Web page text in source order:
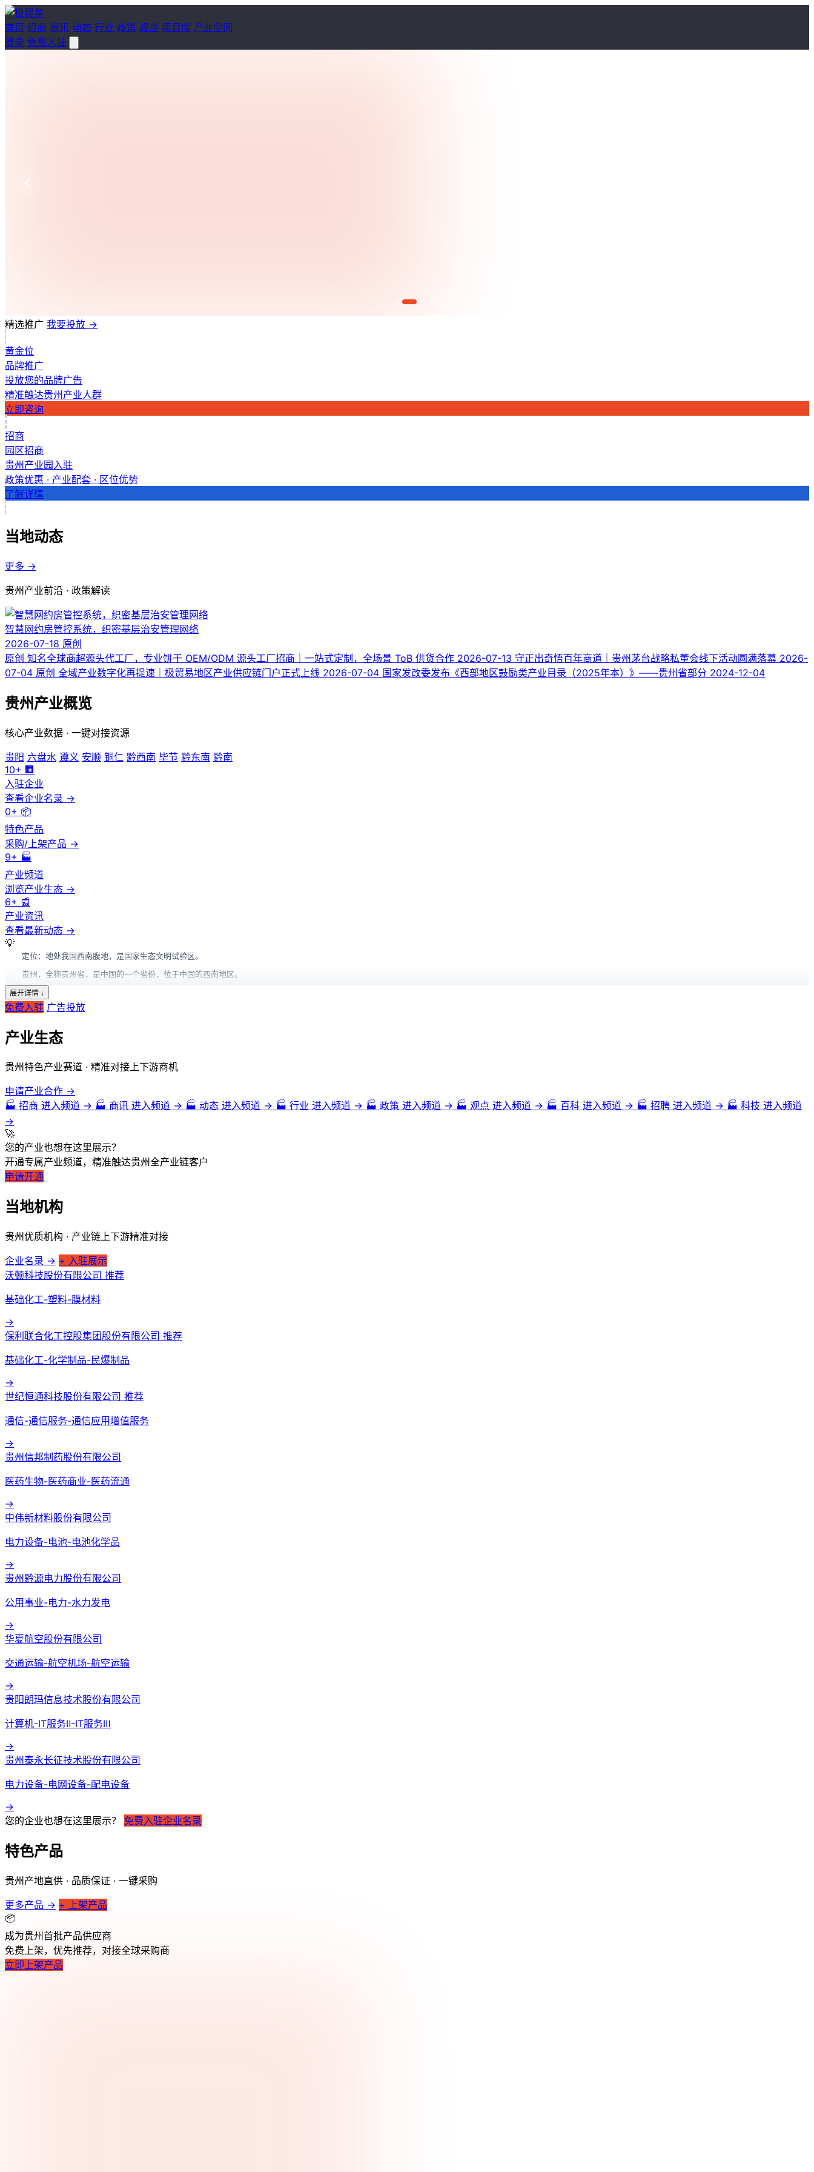
首页 招商 商讯 动态 行业 政策 观点 项目库 产业空间
登录 免费入驻
产业供应链 立足贵州特色产业，面向全球拓展市场
首页 / 区域门户
贵州省产业供应链门户
发展地方产业，培植优质企业，汇聚优质产业带，实现高效协同发展。
搜索
精选推广 我要投放 →
黄金位
品牌推广
投放您的品牌广告
精准触达贵州产业人群
立即咨询
招商
园区招商
贵州产业园入驻
政策优惠 · 产业配套 · 区位优势
了解详情
当地动态
更多 →
贵州产业前沿 · 政策解读
智慧网约房管控系统，织密基层治安管理网络
2026-07-18 原创
原创 知名全球商超源头代工厂，专业饼干 OEM/ODM 源头工厂招商｜一站式定制，全场景 ToB 供货合作 2026-07-13 守正出奇悟百年商道｜贵州茅台战略私董会线下活动圆满落幕 2026-
07-04 原创 全域产业数字化再提速｜极贸易地区产业供应链门户正式上线 2026-07-04 国家发改委发布《西部地区鼓励类产业目录（2025年本）》——贵州省部分 2024-12-04
贵州产业概览
核心产业数据 · 一键对接资源
贵阳 六盘水 遵义 安顺 铜仁 黔西南 毕节 黔东南 黔南
10+ 🏢
入驻企业
查看企业名录 →
0+ 📦
特色产品
采购/上架产品 →
9+ 🏭
产业频道
浏览产业生态 →
6+ 📰
产业资讯
查看最新动态 →
💡
定位：地处我国西南腹地，是国家生态文明试验区。
贵州，全称贵州省，是中国的一个省份，位于中国的西南地区。
地理特点
贵州省地处云贵高原，地势复杂多样，包括高山、高原、丘陵和盆地等地形。境内有许多河流，其中以长江支流乌江和沅江为著名。贵州气候湿润，四季分明，适宜多样的植被生长，因此被称为"中国的绿色省份"。
历史文化
贵州省历史悠久，有着丰富的历史文化遗产。在古代，这片土地上有着各种少数民族的聚居，形成了多样的文化。贵州是苗族、侗族、布依族、水族、壮族等多个少数民族的聚居地，这些民族的传统文化和习俗在当地得到了保留
和传承。
旅游胜地
贵州省拥有许多令人叹为观止的旅游胜地。著名的旅游景点包括黄果树瀑布、荔波小七孔、镇远古镇、千户苗寨、龙宫等。贵州的自然风光独特迷人，特别是各种壮丽的瀑布、溶洞和奇特的喀斯特地貌景观吸引了众多游客。
特色美食
文化遗产
贵州省有着丰富多样的文化遗产，包括苗族、侗族、布依族等少数民族的传统文化，以及许多历史悠久的古建筑、寺庙和传统手工艺品。例如黔东南苗族侗族自治州的侗族木楼群、贵阳的青岩古镇等都是贵州省的重要文化遗产。
自然风光
贵州省拥有丰富的自然风光资源。境内有许多壮丽的山川景色，如黔东南苗族侗族自治州的千户苗寨、黄果树瀑布、花溪公园等。此外，贵州的喀斯特地貌景观也是独特的，有着许多美丽的溶洞和天坑景观。
总的来说，贵州是一个自然风光优美，历史文化底蕴深厚的省份。它独特的少数民族文化、壮丽的自然景观和独特的美食，使得贵州成为了一个备受游客欢迎的旅游目的地。
展开详情 ↓
免费入驻 广告投放
产业生态
贵州特色产业赛道 · 精准对接上下游商机
申请产业合作 →
🏭 招商 进入频道 → 🏭 商讯 进入频道 → 🏭 动态 进入频道 → 🏭 行业 进入频道 → 🏭 政策 进入频道 → 🏭 观点 进入频道 → 🏭 百科 进入频道 → 🏭 招聘 进入频道 → 🏭 科技 进入频道
→
🚀
您的产业也想在这里展示？
开通专属产业频道，精准触达贵州全产业链客户
申请开通
当地机构
贵州优质机构 · 产业链上下游精准对接
企业名录 → + 入驻展示
沃顿科技股份有限公司 推荐
基础化工-塑料-膜材料
→
保利联合化工控股集团股份有限公司 推荐
基础化工-化学制品-民爆制品
→
世纪恒通科技股份有限公司 推荐
通信-通信服务-通信应用增值服务
→
贵州信邦制药股份有限公司
医药生物-医药商业-医药流通
→
中伟新材料股份有限公司
电力设备-电池-电池化学品
→
贵州黔源电力股份有限公司
公用事业-电力-水力发电
→
华夏航空股份有限公司
交通运输-航空机场-航空运输
→
贵阳朗玛信息技术股份有限公司
计算机-IT服务Ⅱ-IT服务Ⅲ
→
贵州泰永长征技术股份有限公司
电力设备-电网设备-配电设备
→
您的企业也想在这里展示？
免费入驻企业名录
特色产品
贵州产地直供 · 品质保证 · 一键采购
更多产品 → + 上架产品
📦
成为贵州首批产品供应商
免费上架，优先推荐，对接全球采购商
立即上架产品